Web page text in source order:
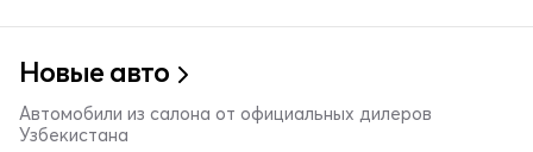
Новые авто
Автомобили из салона от официальных дилеров
Узбекистана